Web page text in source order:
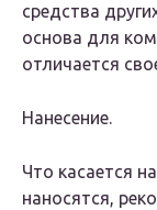
средства
основа для
отличается
Нанесение.
Что касается
наносятся,